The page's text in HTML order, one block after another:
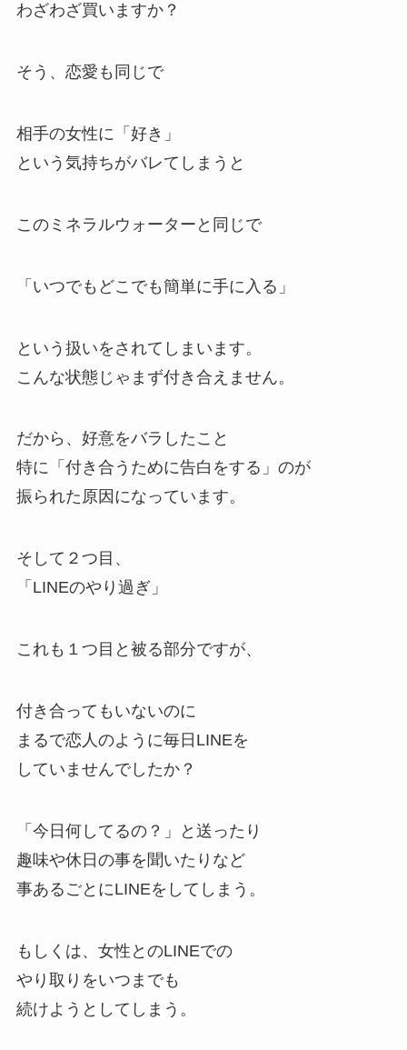
わざわざ買いますか？
そう、恋愛も同じで
相手の女性に「好き」
という気持ちがバレてしまうと
このミネラルウォーターと同じで
「いつでもどこでも簡単に手に入る」
という扱いをされてしまいます。
こんな状態じゃまず付き合えません。
だから、好意をバラしたこと
特に「付き合うために告白をする」のが
振られた原因になっています。
そして２つ目、
「LINEのやり過ぎ」
これも１つ目と被る部分ですが、
付き合ってもいないのに
まるで恋人のように毎日LINEを
していませんでしたか？
「今日何してるの？」と送ったり
趣味や休日の事を聞いたりなど
事あるごとにLINEをしてしまう。
もしくは、女性とのLINEでの
やり取りをいつまでも
続けようとしてしまう。